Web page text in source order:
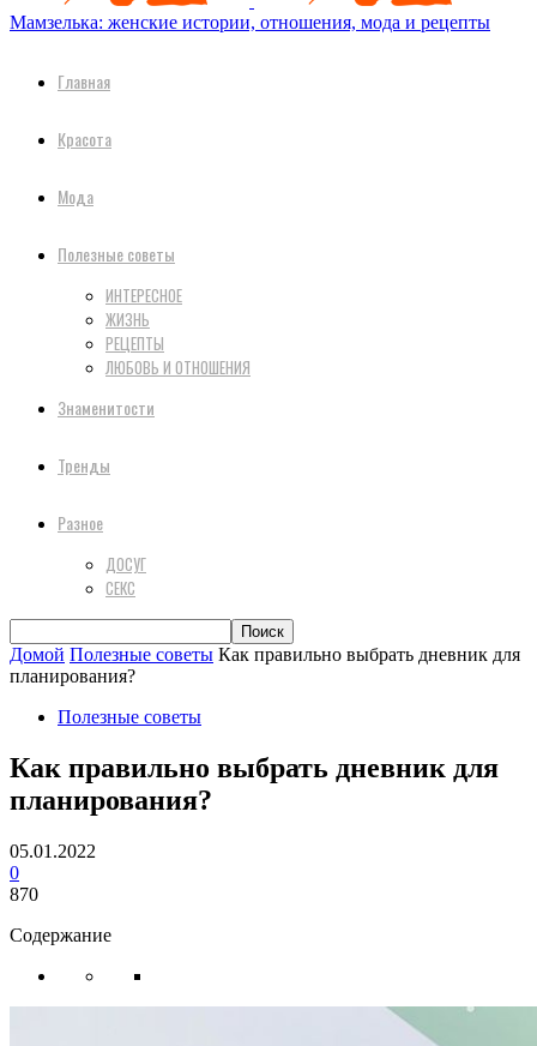
Мамзелька: женские истории, отношения, мода и рецепты
Главная
Красота
Мода
Полезные советы
ИНТЕРЕСНОЕ
ЖИЗНЬ
РЕЦЕПТЫ
ЛЮБОВЬ И ОТНОШЕНИЯ
Знаменитости
Тренды
Разное
ДОСУГ
СЕКС
Домой Полезные советы Как правильно выбрать дневник для
планирования?
Полезные советы
Как правильно выбрать дневник для
планирования?
05.01.2022
0
870
Содержание